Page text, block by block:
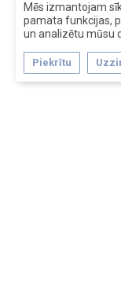
Mēs izmantojam
pamata funkcijas,
un analizētu mūsu
Piekrītu